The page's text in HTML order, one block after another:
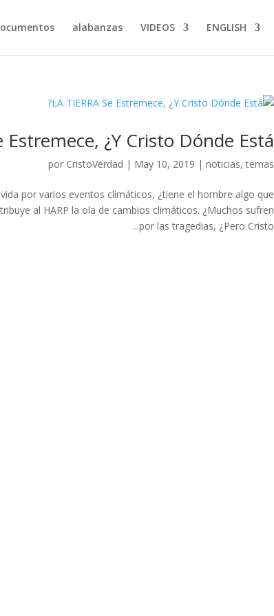
ENGLISH
VIDEOS
alabanzas
Estremece, ¿Y Cristo Dónde Está?
por CristoVerdad | May 10, 2019 |noticias,temas
por varios eventos climáticos, ¿tiene el hombre algo que
al HARP la ola de cambios climáticos. ¿Muchos sufren
por las tragedias, ¿Pero Cristo...